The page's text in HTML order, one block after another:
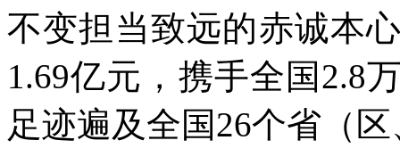
不变担当致远的赤诚本
1.69亿元，携手全国2.8
足迹遍及全国26个省（